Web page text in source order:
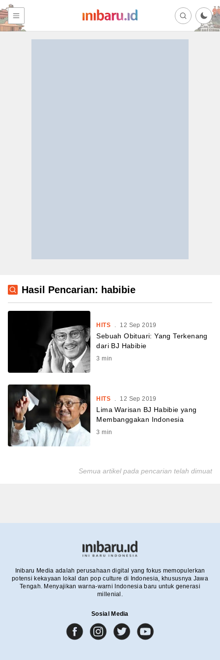
Hasil Pencarian: habibie
HITS . 12 Sep 2019
Sebuah Obituari: Yang Terkenang
dari BJ Habibie
3 min
HITS . 12 Sep 2019
Lima Warisan BJ Habibie yang
Membanggakan Indonesia
3 min
Semua artikel pada pencarian telah dimuat
Inibaru Media adalah perusahaan digital yang fokus memopulerkan
potensi kekayaan lokal dan pop culture di Indonesia, khususnya Jawa
Tengah. Menyajikan warna-warni Indonesia baru untuk generasi
millenial.
Sosial Media